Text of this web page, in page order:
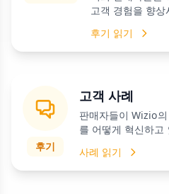
고객 경험을 향
후기 읽기
후기
고객 사례
판매자들이 Wizio
를 어떻게 혁신하고
사례 읽기